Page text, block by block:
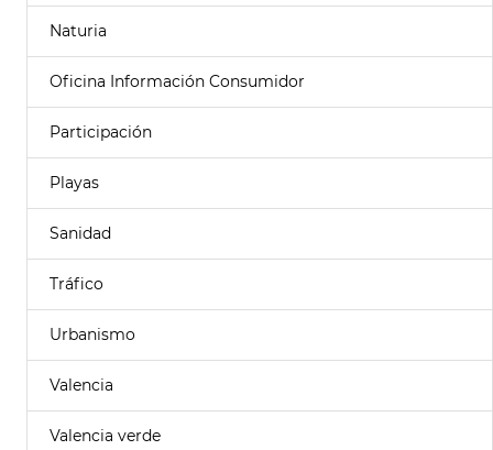
Naturia
Oficina Información Consumidor
Participación
Playas
Sanidad
Tráfico
Urbanismo
Valencia
Valencia verde